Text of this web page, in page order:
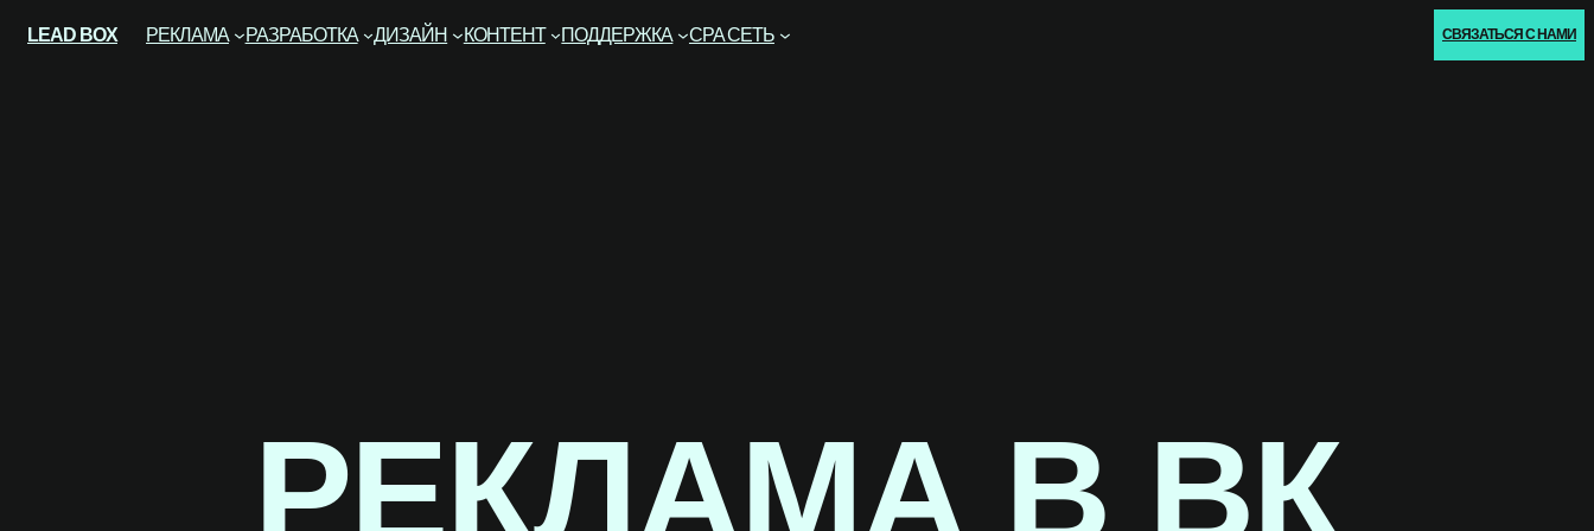
LEAD BOX РЕКЛАМА РАЗРАБОТКА ДИЗАЙН КОНТЕНТ ПОДДЕРЖКА CPA СЕТЬ СВЯЗАТЬСЯ С НАМИ
РЕКЛАМА В ВК